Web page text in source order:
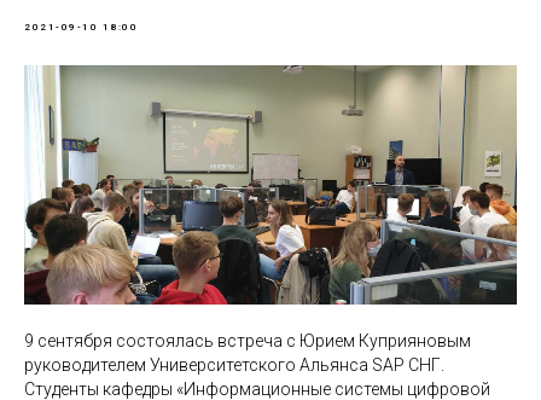
2021-09-10 18:00
9 сентября состоялась встреча с Юрием Куприяновым
руководителем Университетского Альянса SAP СНГ.
Студенты кафедры «Информационные системы цифровой